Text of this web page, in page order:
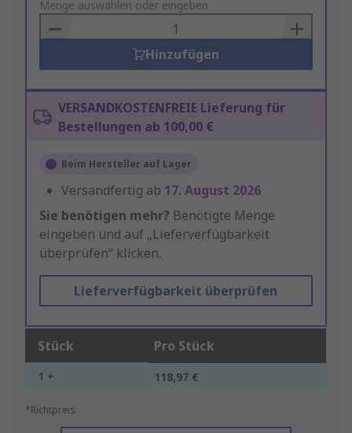
to
Basket
Menge auswählen oder eingeben
Hinzufügen
VERSANDKOSTENFREIE Lieferung für
Bestellungen ab 100,00 €
Beim Hersteller auf Lager
Versandfertig ab 17. August 2026
Sie benötigen mehr? Benötigte Menge
eingeben und auf „Lieferverfügbarkeit
überprüfen“ klicken.
Lieferverfügbarkeit überprüfen
Stück Pro Stück
1 + 118,97 €
*Richtpreis